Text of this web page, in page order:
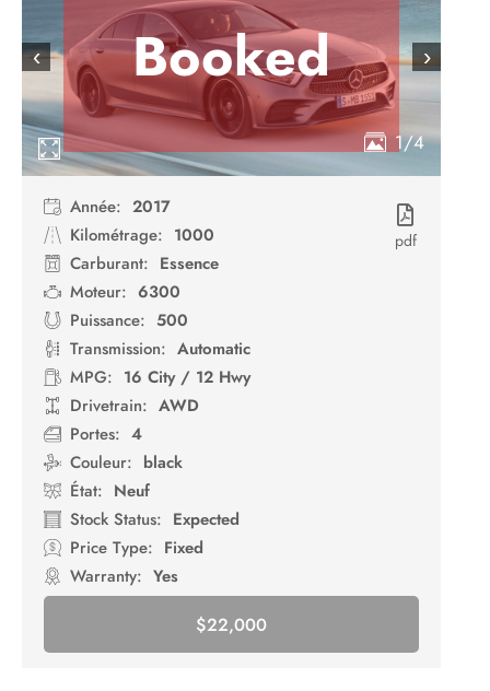
Booked
1/4
‹ ›
Année: 2017
Kilométrage: 1000
Carburant: Essence
Moteur: 6300
Puissance: 500
Transmission: Automatic
MPG: 16 City / 12 Hwy
Drivetrain: AWD
Portes: 4
Couleur: black
État: Neuf
Stock Status: Expected
Price Type: Fixed
Warranty: Yes
$22,000
pdf